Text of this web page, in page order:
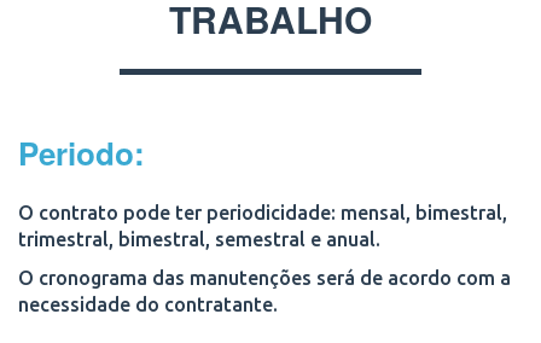
TRABALHO
Periodo:
O contrato pode ter periodicidade: mensal, bimestral,
trimestral, bimestral, semestral e anual.
O cronograma das manutenções será de acordo com a
necessidade do contratante.